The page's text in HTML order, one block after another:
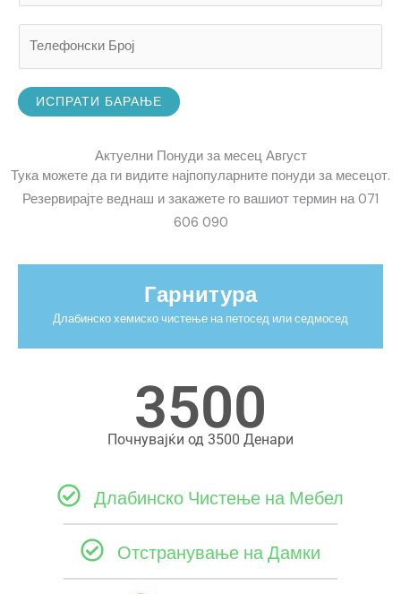
т
о
И
*
е
н
с
Б
ИСПРАТИ БАРАЊЕ
Актуелни Понуди за месец Август
Тука можете да ги видите најпопуларните понуди за месецот.
Резервирајте веднаш и закажете го вашиот термин на 071
606 090
Гарнитура
Длабинско хемиско чистење на петосед или седмосед​
3500
Почнувајќи од 3500 Денари
Длабинско Чистење на Мебел
Отстранување на Дамки